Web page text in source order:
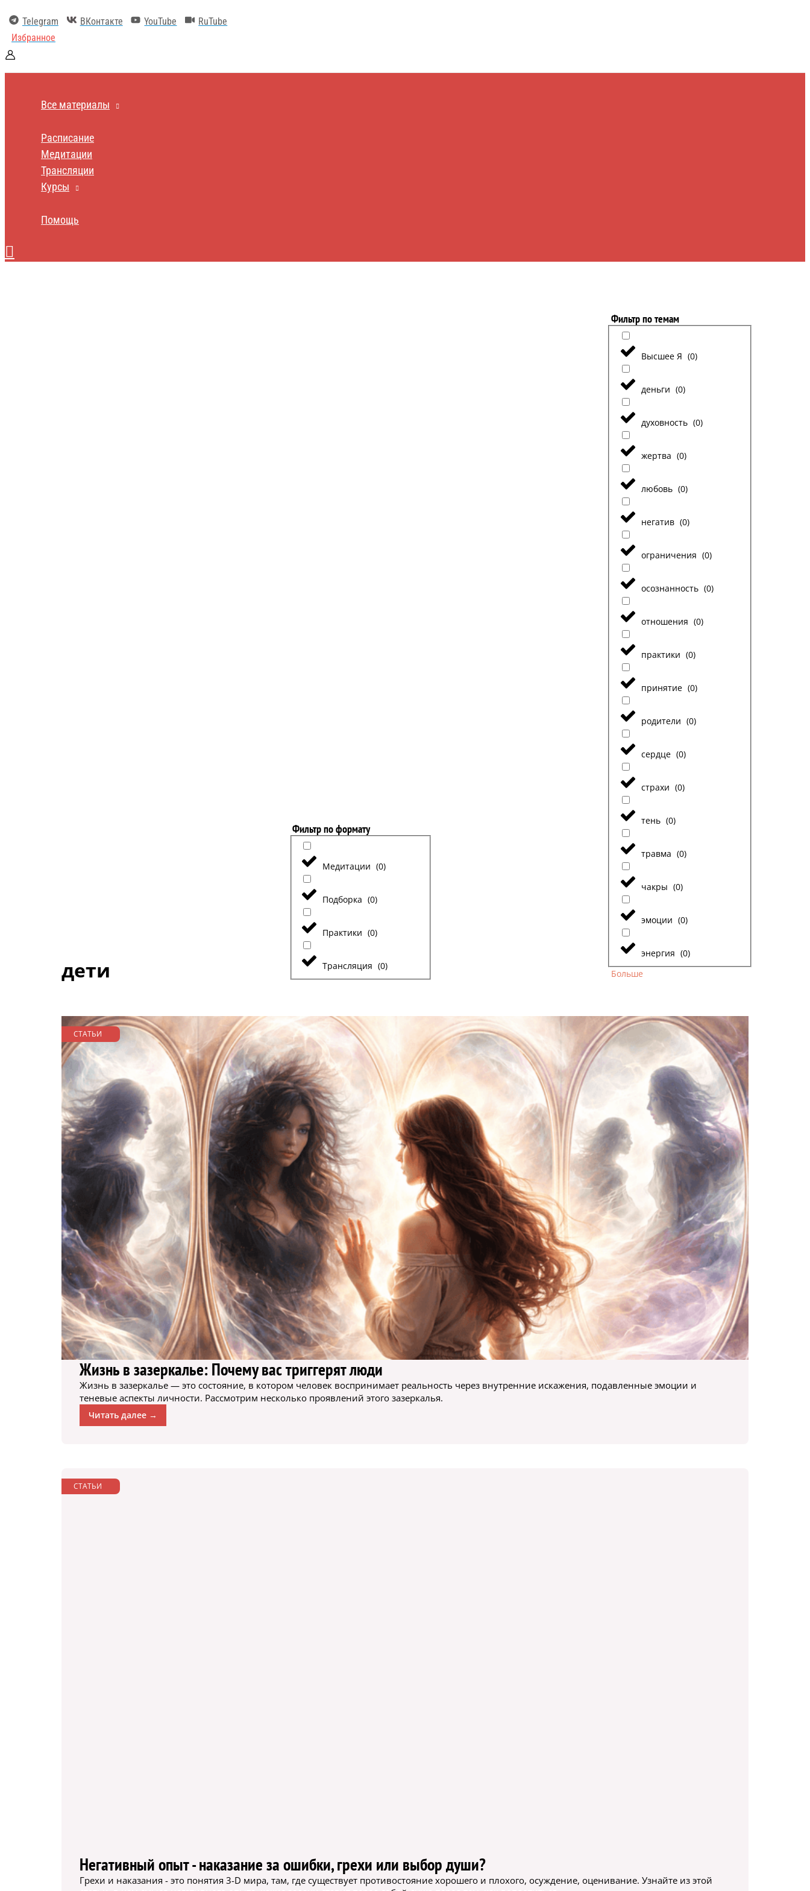
содержимому
Telegram ВКонтакте YouTube
RuTube
Избранное
Все материалы
Расписание
Медитации
Трансляции
Курсы
Помощь
Поиск
дети
Фильтр по формату
Медитации (0)
Подборка (0)
Практики (0)
Трансляция (0)
Фильтр по темам
Высшее Я (0)
деньги (0)
духовность (0)
жертва (0)
любовь (0)
негатив (0)
ограничения (0)
осознанность (0)
отношения (0)
практики (0)
принятие (0)
родители (0)
сердце (0)
страхи (0)
тень (0)
травма (0)
чакры (0)
эмоции (0)
энергия (0)
Больше
СТАТЬИ
Жизнь в зазеркалье: Почему вас триггерят люди
Жизнь в зазеркалье — это состояние, в котором человек воспринимает реальность через внутренние искажения, подавленные эмоции и
теневые аспекты личности. Рассмотрим несколько проявлений этого зазеркалья.
Читать далее →
СТАТЬИ
Негативный опыт - наказание за ошибки, грехи или выбор души?
Грехи и наказания - это понятия 3-D мира, там, где существует противостояние хорошего и плохого, осуждение, оценивание. Узнайте из этой